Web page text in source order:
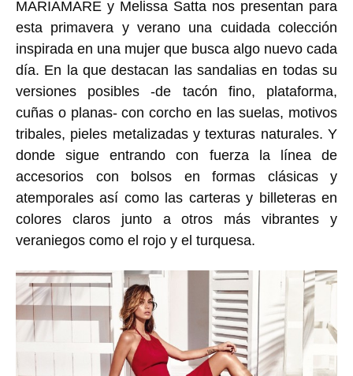
MARIAMARE y Melissa Satta nos presentan para
esta primavera y verano una cuidada colección
inspirada en una mujer que busca algo nuevo cada
día. En la que destacan las sandalias en todas su
versiones posibles -de tacón fino, plataforma,
cuñas o planas- con corcho en las suelas, motivos
tribales, pieles metalizadas y texturas naturales. Y
donde sigue entrando con fuerza la
línea de
accesorios con bolsos en formas clásicas y
atemporales así como las carteras y billeteras en
colores claros junto a otros más vibrantes y
veraniegos como el rojo y el turquesa.